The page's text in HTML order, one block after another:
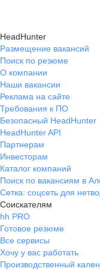
HeadHunter
Размещение вакансий
Поиск по резюме
О компании
Наши вакансии
Реклама на сайте
Требования к ПО
Безопасный HeadHunter
HeadHunter API
Партнерам
Инвесторам
Каталог компаний
Поиск по вакансиям в
Сетка: соцсеть для
Соискателям
hh PRO
Готовое резюме
Все сервисы
Хочу у вас работать
Производственный